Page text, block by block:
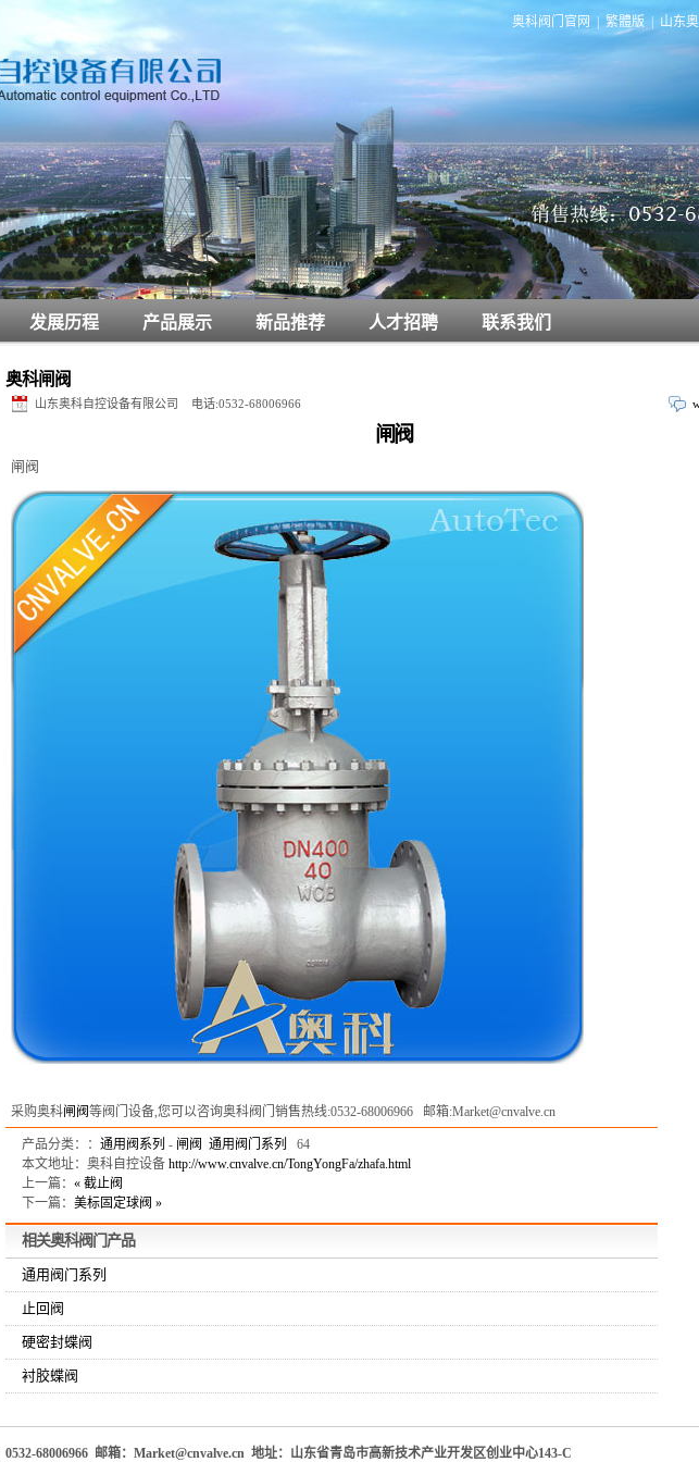
奥科阀门官网 繁體版 山东
发展历程 产品展示 新品推荐 人才招聘 联系我们
奥科闸阀
山东奥科自控设备有限公司 电话:0532-68006966
闸阀
闸阀
采购奥科闸阀等阀门设备,您可以咨询奥科阀门销售热线:0532-68006966 邮箱:Market@cnvalve.cn
产品分类：： 通用阀系列 - 闸阀 通用阀门系列
64
本文地址：奥科自控设备 http://www.cnvalve.cn/TongYongFa/zhafa.html
上一篇： « 截止阀
下一篇： 美标固定球阀 »
相关奥科阀门产品
通用阀门系列
止回阀
硬密封蝶阀
衬胶蝶阀
68006966 邮箱：Market@cnvalve.cn 地址：山东省青岛市高新技术产业开发区创业中心143-C